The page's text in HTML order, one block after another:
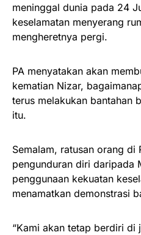
meninggal dunia pada 24
keselamatan menyerang
mengheretnya pergi.
PA menyatakan akan
kematian Nizar,
terus melakukan bantahan
itu.
Semalam, ratusan orang di
pengunduran diri daripada
penggunaan kekuatan
menamatkan demonstrasi
“Kami akan tetap berdiri di